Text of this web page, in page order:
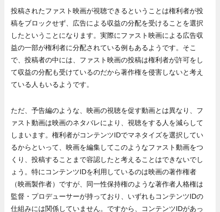
投稿されたファスト映画が視聴できるということは権利者が投
稿をブロックせず、広告による収益の分配を受けることを選択
したということになります。実際にファスト映画による広告収
益の一部が権利者に分配されている例もあるようです。そこ
で、投稿者の中には、ファスト映画の投稿は権利者が許可をし
て収益の分配も受けているのだから著作権を侵害しないと考え
ている人もいるようです。
ただ、予告編のような、映画の視聴を促す動画とは異なり、フ
ァスト動画は映画のネタバレにより、視聴をする人を減らして
しまいます。権利者がコンテンツIDでマネタイズを選択してい
るからといって、映画を編集してこのようなファスト動画をつ
くり、投稿することまで容認したと考えることはできないでし
ょう。特にコンテンツIDを利用しているのは映画の著作権者
（映画製作者）ですが、同一性保持権のような著作者人格権は
監督・プロデューサーが持っており、いずれもコンテンツIDの
仕組みには関係していません。ですから、コンテンツIDがあっ